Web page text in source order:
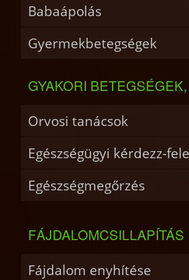
Babaápolás
Gyermekbetegségek
GYAKORI
Orvosi tanácsok
Egészségügyi kérdezz-
Egészségmegőrzés
FÁJDALOMCSILLAPÍTÁS
Fájdalom enyhítése